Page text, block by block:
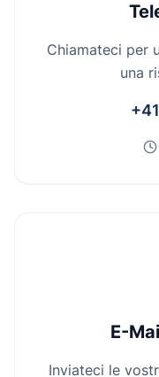
Chiamateci per
una
E-
Inviateci le